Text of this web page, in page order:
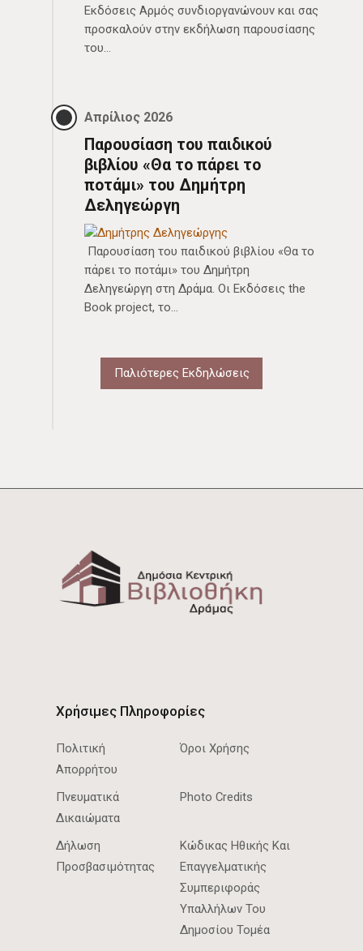
Εκδόσεις Αρμός συνδιοργανώνουν και σας
προσκαλούν στην εκδήλωση παρουσίασης
του…
Απρίλιος 2026
Παρουσίαση του παιδικού
βιβλίου «Θα το πάρει το
ποτάμι» του Δημήτρη
Δεληγεώργη
Παρουσίαση του παιδικού βιβλίου «Θα το
πάρει το ποτάμι» του Δημήτρη
Δεληγεώργη στη Δράμα. Οι Εκδόσεις the
Book project, το…
Παλιότερες Εκδηλώσεις
Χρήσιμες Πληροφορίες
Πολιτική
Απορρήτου
Όροι Χρήσης
Πνευματικά
Δικαιώματα
Photo Credits
Δήλωση
Προσβασιμότητας
Κώδικας Ηθικής Και
Επαγγελματικής
Συμπεριφοράς
Υπαλλήλων Του
Δημοσίου Τομέα